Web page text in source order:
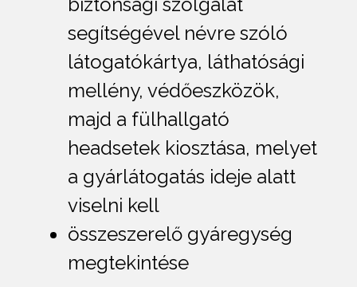
segítségével névre szóló
látogatókártya, láthatósági
mellény, védőeszközök,
majd a fülhallgató
headsetek kiosztása, melyet
a gyárlátogatás ideje alatt
viselni kell
összeszerelő gyáregység
megtekintése